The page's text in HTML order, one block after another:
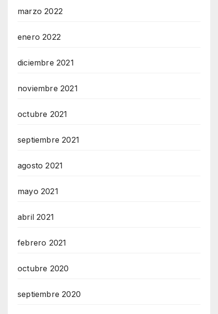
marzo 2022
enero 2022
diciembre 2021
noviembre 2021
octubre 2021
septiembre 2021
agosto 2021
mayo 2021
abril 2021
febrero 2021
octubre 2020
septiembre 2020